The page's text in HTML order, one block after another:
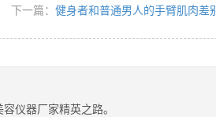
下一篇： 健身者和普通男人的手臂肌肉差
仪器厂家精英之路。